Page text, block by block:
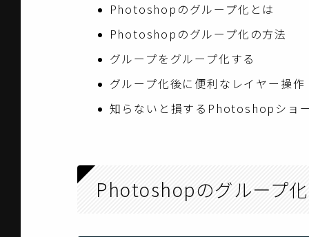
Photoshopのグループ化とは
Photoshopのグループ化の方法
グループをグループ化する
グループ化後に便利なレイヤー操作
知らないと損するPhotoshopショ
Photoshopのグループ